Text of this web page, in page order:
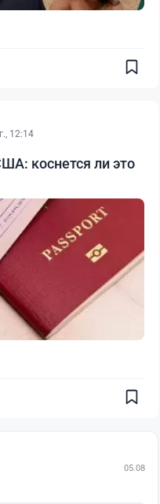
12:14
коснется ли это
05.08